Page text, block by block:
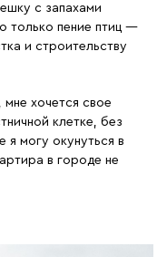
с запахами
только пение птиц —
и строительству
мне хочется свое
клетке, без
я могу окунуться в
в городе не